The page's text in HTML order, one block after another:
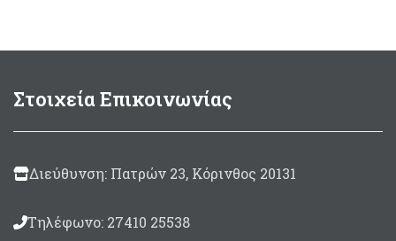
Στοιχεία Επικοινωνίας
Διεύθυνση: Πατρών 23, Κόρινθος 20131
Τηλέφωνο: 27410 25538